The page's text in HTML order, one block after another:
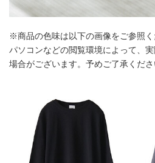
※商品の色味は以下の画像をご参照
パソコンなどの閲覧環境によって、
場合がございます。予めご了承くださ